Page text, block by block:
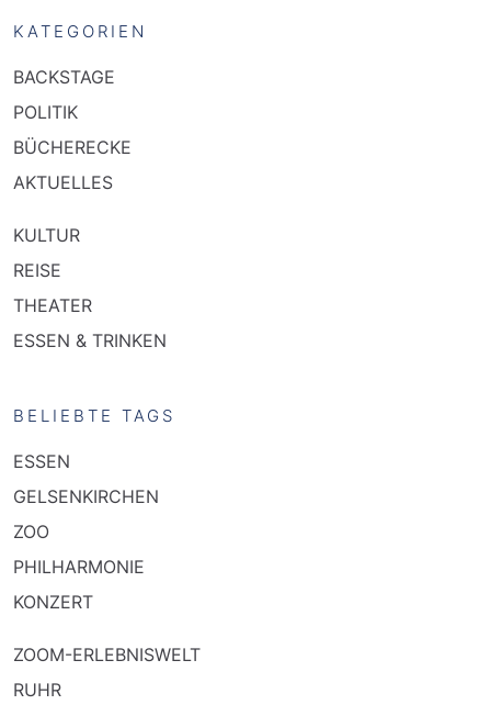
KATEGORIEN
BACKSTAGE
POLITIK
BÜCHERECKE
AKTUELLES
KULTUR
REISE
THEATER
ESSEN & TRINKEN
BELIEBTE TAGS
ESSEN
GELSENKIRCHEN
ZOO
PHILHARMONIE
KONZERT
ZOOM-ERLEBNISWELT
RUHR